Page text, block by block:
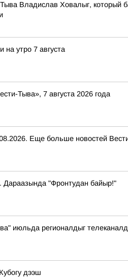
Владислав Ховалыг, который
на утро 7 августа
Тыва», 7 августа 2026 года
Еще больше новостей
Дараазында "Фронтудан байыр!"
июльда регионалдыг
дээш